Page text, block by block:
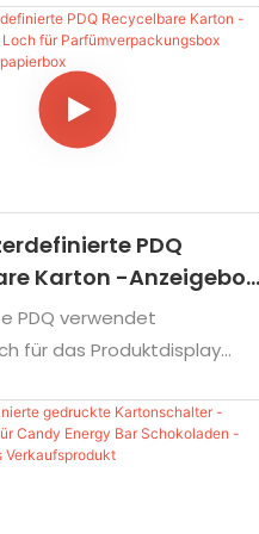
PDQ
Karton -Anzeigebox
Display
PDQ verwendet
für das Produktdisplay
das umweltfreundlich